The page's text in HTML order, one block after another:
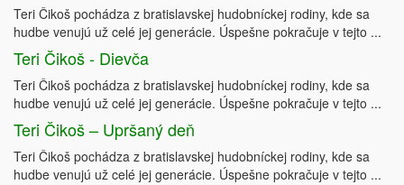
Teri Čikoš pochádza z bratislavskej hudobníckej rodiny, kde sa
hudbe venujú už celé jej generácie. Úspešne pokračuje v tejto ...
Teri Čikoš - Dievča
Teri Čikoš pochádza z bratislavskej hudobníckej rodiny, kde sa
hudbe venujú už celé jej generácie. Úspešne pokračuje v tejto ...
Teri Čikoš – Upršaný deň
Teri Čikoš pochádza z bratislavskej hudobníckej rodiny, kde sa
hudbe venujú už celé jej generácie. Úspešne pokračuje v tejto ...